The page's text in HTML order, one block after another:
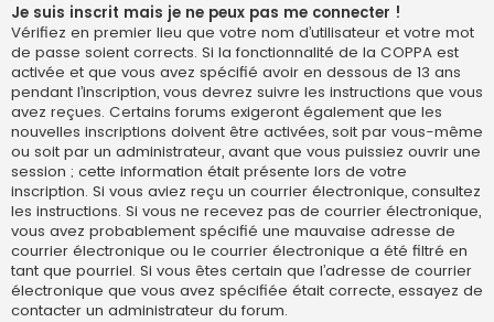
Je suis inscrit mais je ne peux pas me connecter !
Vérifiez en premier lieu que votre nom d’utilisateur et votre mot
de passe soient corrects. Si la fonctionnalité de la COPPA est
activée et que vous avez spécifié avoir en dessous de 13 ans
pendant l’inscription, vous devrez suivre les instructions que vous
avez reçues. Certains forums exigeront également que les
nouvelles inscriptions doivent être activées, soit par vous-même
ou soit par un administrateur, avant que vous puissiez ouvrir une
session ; cette information était présente lors de votre
inscription. Si vous aviez reçu un courrier électronique, consultez
les instructions. Si vous ne recevez pas de courrier électronique,
vous avez probablement spécifié une mauvaise adresse de
courrier électronique ou le courrier électronique a été filtré en
tant que pourriel. Si vous êtes certain que l’adresse de courrier
électronique que vous avez spécifiée était correcte, essayez de
contacter un administrateur du forum.